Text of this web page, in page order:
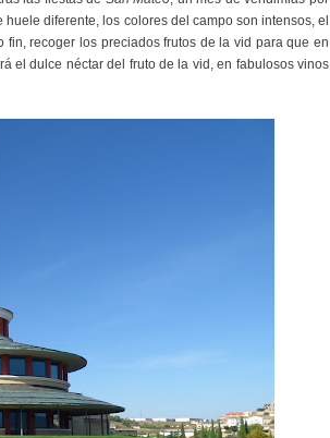
diferente, los colores del campo son intensos, el
recoger los preciados frutos de la vid para que en
el dulce néctar del fruto de la vid, en fabulosos vinos